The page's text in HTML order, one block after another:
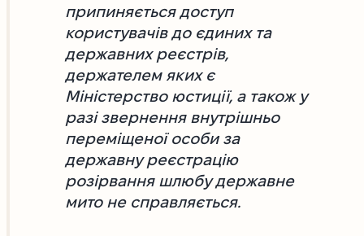
припиняється доступ
користувачів до єдиних та
державних реєстрів,
держателем яких є
Міністерство юстиції, а також у
разі звернення внутрішньо
переміщеної особи за
державну реєстрацію
розірвання шлюбу державне
мито не справляється.